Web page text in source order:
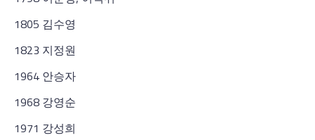
1805 김수영
1823 지정원
1964 안승자
1968 강영순
1971 강성희